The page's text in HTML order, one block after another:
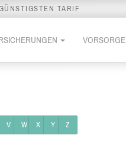
TARIF
VORSORGE
V W X Y Z